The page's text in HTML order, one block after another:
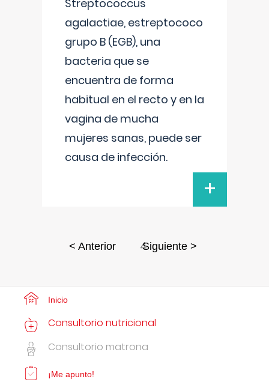
Streptococcus
agalactiae, estreptococo
grupo B (EGB), una
bacteria que se
encuentra de forma
habitual en el recto y en la
vagina de mucha
mujeres sanas, puede ser
causa de infección.
+
< Anterior 4
Siguiente >
Inicio
Consultorio nutricional
Consultorio matrona
¡Me apunto!